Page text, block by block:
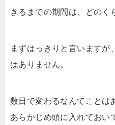
きるまでの期間は、どのく
まずはっきりと言いますが
はありません。
数日で変わるなんてことは
あらかじめ頭に入れておい